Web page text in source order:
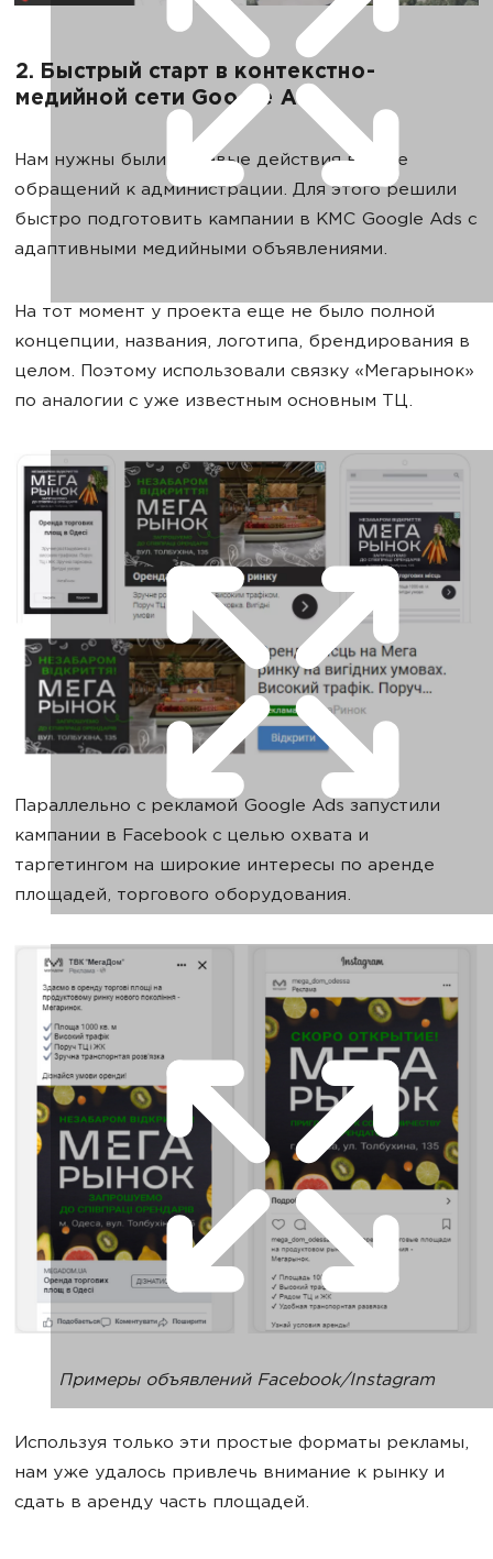
2. Быстрый старт в контекстно-
медийной сети Google Ads
Нам нужны были целевые действия в виде
обращений к администрации. Для этого решили
быстро подготовить кампании в КМС Google Ads c
адаптивными медийными объявлениями.
На тот момент у проекта еще не было полной
концепции, названия, логотипа, брендирования в
целом. Поэтому использовали связку «Мегарынок»
по аналогии с уже известным основным ТЦ.
Параллельно с рекламой Google Ads запустили
кампании в Facebook с целью охвата и
таргетингом на широкие интересы по аренде
площадей, торгового оборудования.
Примеры объявлений Facebook/Instagram
Используя только эти простые форматы рекламы,
нам уже удалось привлечь внимание к рынку и
сдать в аренду часть площадей.